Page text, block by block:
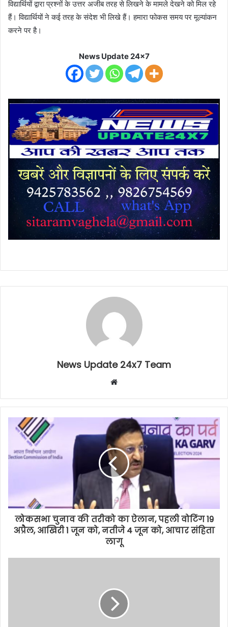
विद्यार्थियों द्वारा प्रश्नों के उत्तर अजीब तरह से लिखने के मामले देखने को मिल रहे
हैं। विद्यार्थियों ने कई तरह के संदेश भी लिखे हैं। हमारा फोकस समय पर मूल्यांकन
करने पर है।
News Update 24x7
News Update 24x7 Team
Website
लोकसभा चुनाव की तरीको का ऐलान, पहली वोटिंग 19
अप्रैल, आखिरी 1 जून को, नतीजे 4 जून को, आचार संहिता
लागू